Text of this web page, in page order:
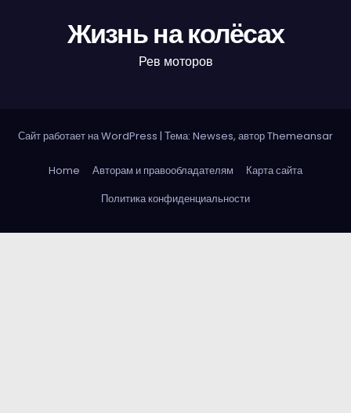
Жизнь на колёсах
Рев моторов
Сайт работает на WordPress | Тема: Newses, авторThemeansar
Home Авторам и правообладателям
Карта сайта
Политика конфиденциальности